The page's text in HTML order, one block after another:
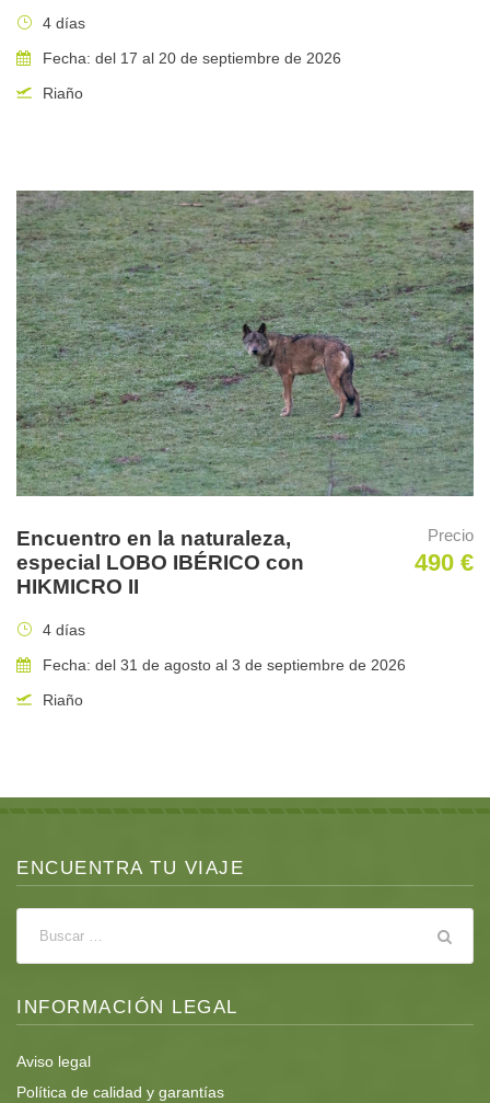
4 días
Fecha: del 17 al 20 de septiembre de 2026
Riaño
Encuentro en la naturaleza,
especial LOBO IBÉRICO con
HIKMICRO II
Precio
490 €
4 días
Fecha: del 31 de agosto al 3 de septiembre de 2026
Riaño
ENCUENTRA TU VIAJE
INFORMACIÓN LEGAL
Aviso legal
Política de calidad y garantías